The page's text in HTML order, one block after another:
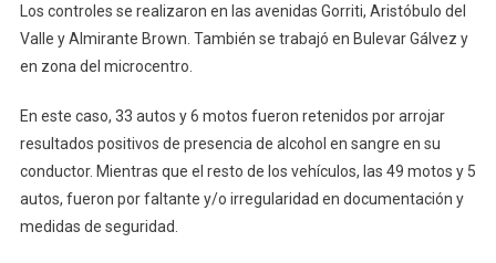
Se
Retuvieron
En
Infracción
Los controles se realizaron en las avenidas Gorriti, Aristóbulo del
Valle y Almirante Brown. También se trabajó en Bulevar Gálvez y
en zona del microcentro.
En este caso, 33 autos y 6 motos fueron retenidos por arrojar
resultados positivos de presencia de alcohol en sangre en su
conductor. Mientras que el resto de los vehículos, las 49 motos y 5
autos, fueron por faltante y/o irregularidad en documentación y
medidas de seguridad.